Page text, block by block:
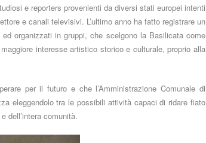
e reporters provenienti da diversi stati europei intenti
e canali televisivi. L’ultimo anno ha fatto registrare un
organizzati in gruppi, che scelgono la Basilicata come
interesse artistico storico e culturale, proprio alla
per il futuro e che l’Amministrazione Comunale di
eleggendolo tra le possibili attività capaci di ridare fiato
dell’intera comunità.